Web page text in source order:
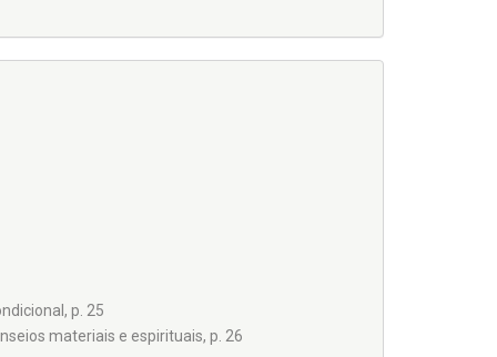
p. 25
materiais e espirituais, p. 26